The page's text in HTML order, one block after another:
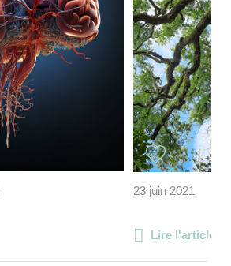
23 juin 2021
Lire l'article